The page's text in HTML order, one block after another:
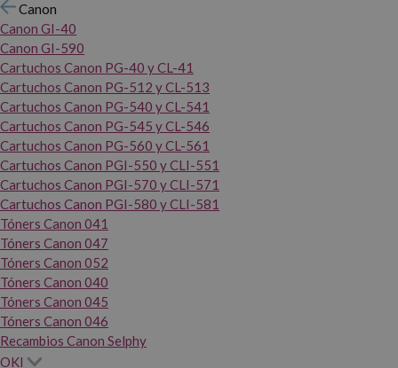
Canon
Canon GI-40
Canon GI-590
Cartuchos Canon PG-40 y CL-41
Cartuchos Canon PG-512 y CL-513
Cartuchos Canon PG-540 y CL-541
Cartuchos Canon PG-545 y CL-546
Cartuchos Canon PG-560 y CL-561
Cartuchos Canon PGI-550 y CLI-551
Cartuchos Canon PGI-570 y CLI-571
Cartuchos Canon PGI-580 y CLI-581
Tóners Canon 041
Tóners Canon 047
Tóners Canon 052
Tóners Canon 040
Tóners Canon 045
Tóners Canon 046
Recambios Canon Selphy
OKI